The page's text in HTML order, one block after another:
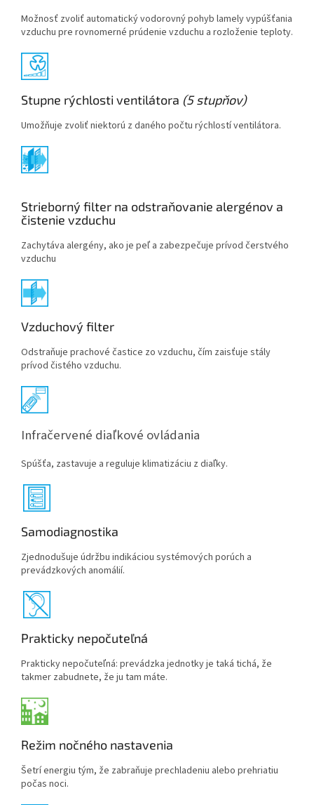
Možnosť zvoliť automatický vodorovný pohyb lamely vypúšťania
vzduchu pre rovnomerné prúdenie vzduchu a rozloženie teploty.
Stupne rýchlosti ventilátora (5 stupňov)
Umožňuje zvoliť niektorú z daného počtu rýchlostí ventilátora.
Strieborný filter na odstraňovanie alergénov a
čistenie vzduchu
Zachytáva alergény, ako je peľ a zabezpečuje prívod čerstvého
vzduchu
Vzduchový filter
Odstraňuje prachové častice zo vzduchu, čím zaisťuje stály
prívod čistého vzduchu.
Infračervené diaľkové ovládania
Spúšťa, zastavuje a reguluje klimatizáciu z diaľky.
Samodiagnostika
Zjednodušuje údržbu indikáciou systémových porúch a
prevádzkových anomálií.
Prakticky nepočuteľná
Prakticky nepočuteľná: prevádzka jednotky je taká tichá, že
takmer zabudnete, že ju tam máte.
Režim nočného nastavenia
Šetrí energiu tým, že zabraňuje prechladeniu alebo prehriatiu
počas noci.